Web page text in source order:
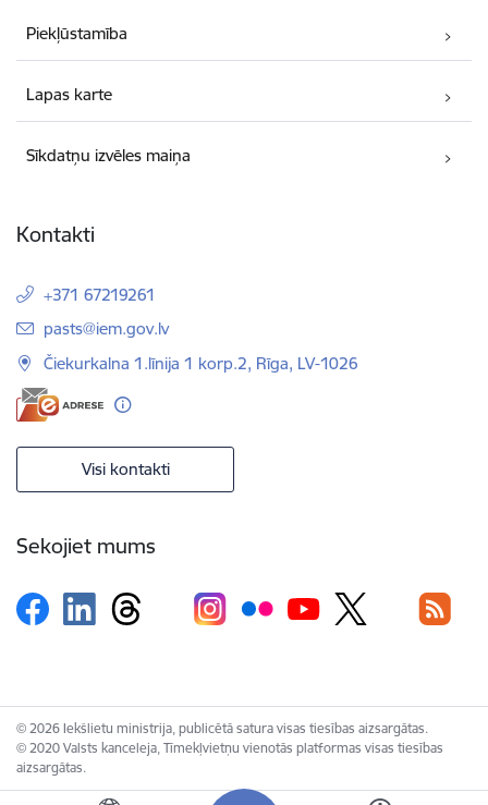
Piekļūstamība
Lapas karte
Sīkdatņu izvēles maiņa
Kontakti
+371 67219261
E-pasts:
pasts@iem.gov.lv
Čiekurkalna 1.līnija 1 korp.2, Rīga, LV-1026
Visi kontakti
Sekojiet mums
© 2026 Iekšlietu ministrija, publicētā satura visas tiesības aizsargātas.
© 2020 Valsts kanceleja, Tīmekļvietņu vienotās platformas visas tiesības
aizsargātas.